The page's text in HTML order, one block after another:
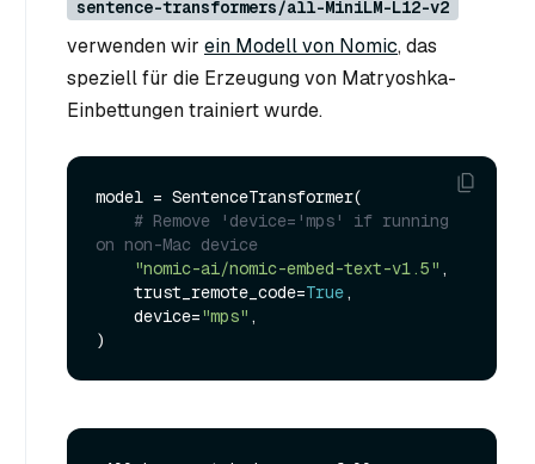
sentence-transformers/all-MiniLM-L12-v2
verwenden wir ein Modell von Nomic, das
speziell für die Erzeugung von Matryoshka-
Einbettungen trainiert wurde.
model = SentenceTransformer(
# Remove 'device='mps' if running
on non-Mac device
"nomic-ai/nomic-embed-text-v1.5" ,
    trust_remote_code=
True,
    device=
"mps" ,